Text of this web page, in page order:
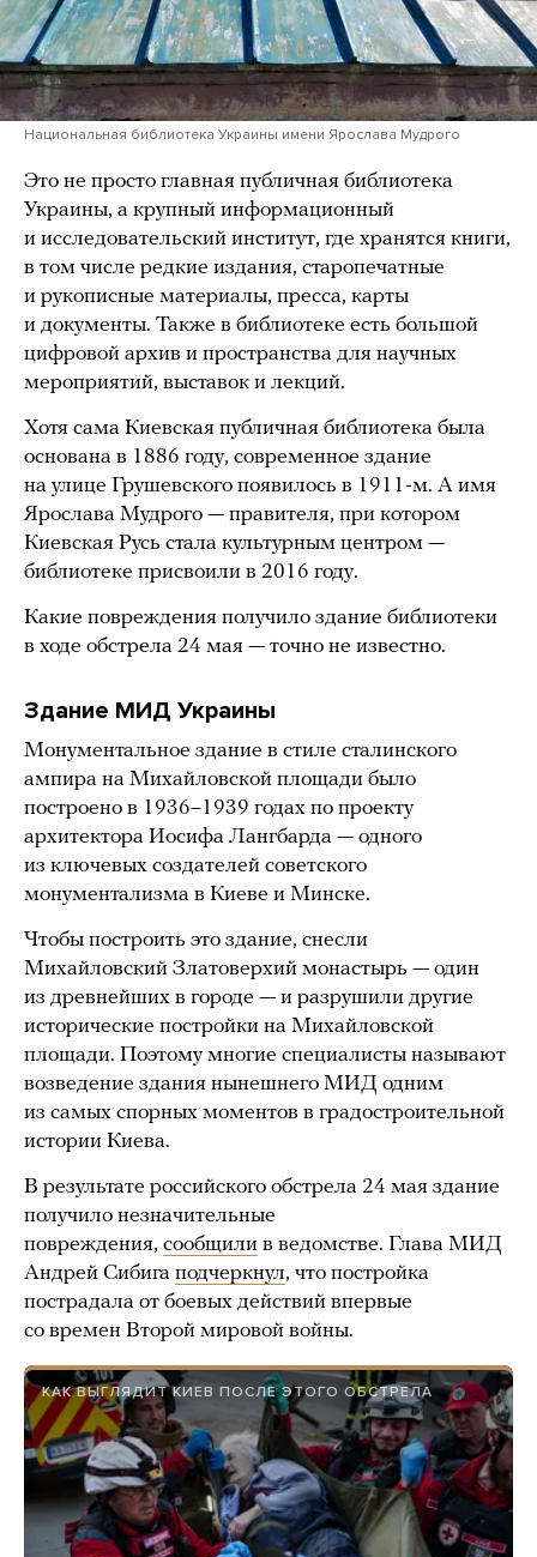
Национальная библиотека Украины имени Ярослава Мудрого
Это не просто главная публичная библиотека
Украины, а крупный информационный
и исследовательский институт, где хранятся книги,
в том числе редкие издания, старопечатные
и рукописные материалы, пресса, карты
и документы. Также в библиотеке есть большой
цифровой архив и пространства для научных
мероприятий, выставок и лекций.
Хотя сама Киевская публичная библиотека была
основана в 1886 году, современное здание
на улице Грушевского появилось в 1911-м. А имя
Ярослава Мудрого — правителя, при котором
Киевская Русь стала культурным центром —
библиотеке присвоили в 2016 году.
Какие повреждения получило здание библиотеки
в ходе обстрела 24 мая — точно не известно.
Здание МИД Украины
Монументальное здание в стиле сталинского
ампира на Михайловской площади было
построено в 1936–1939 годах по проекту
архитектора Иосифа Лангбарда — одного
из ключевых создателей советского
монументализма в Киеве и Минске.
Чтобы построить это здание, снесли
Михайловский Златоверхий монастырь — один
из древнейших в городе — и разрушили другие
исторические постройки на Михайловской
площади. Поэтому многие специалисты называют
возведение здания нынешнего МИД одним
из самых спорных моментов в градостроительной
истории Киева.
В результате российского обстрела 24 мая здание
получило незначительные
повреждения, сообщили в ведомстве. Глава МИД
Андрей Сибига подчеркнул, что постройка
пострадала от боевых действий впервые
со времен Второй мировой войны.
КАК ВЫГЛЯДИТ КИЕВ ПОСЛЕ ЭТОГО ОБСТРЕЛА